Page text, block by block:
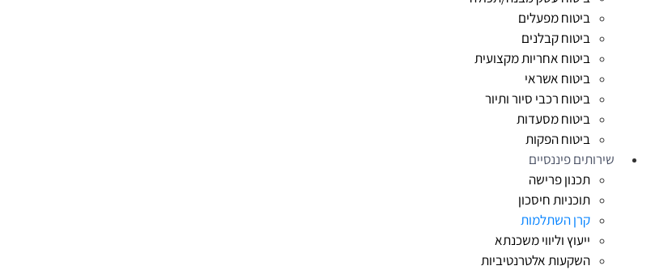
ביטוח מפעלים
ביטוח קבלנים
ביטוח אחריות מקצועית
ביטוח אשראי
ביטוח רכבי סיור ותיור
ביטוח מסעדות
ביטוח הפקות
שירותים פיננסיים
תכנון פרישה
תוכניות חיסכון
קרן השתלמות
ייעוץ וליווי משכנתא
השקעות אלטרנטיביות